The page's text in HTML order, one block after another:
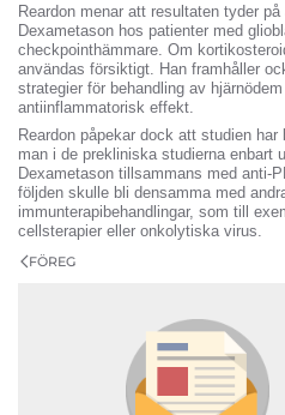
Reardon menar att resultaten tyder
Dexametason hos patienter med
checkpointhämmare. Om
användas försiktigt. Han framhåller
strategier för behandling av
antiinflammatorisk effekt.
Reardon påpekar dock att studien
man i de prekliniska studierna enbart
Dexametason tillsammans med anti-
följden skulle bli densamma med
immunterapibehandlingar, som till
cellsterapier eller onkolytiska virus.
FÖREG